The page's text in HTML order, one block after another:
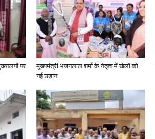
पर
मुख्यमंत्री भजनलाल शर्मा के नेतृत्व में खेलों को
नई उड़ान